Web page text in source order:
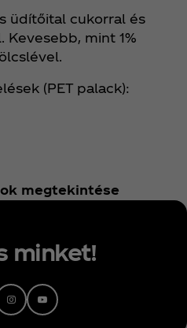
üdítőital cukorral és
Kevesebb, mint 1%
(PET palack):
megtekintése
minket!
Instagram
Youtube